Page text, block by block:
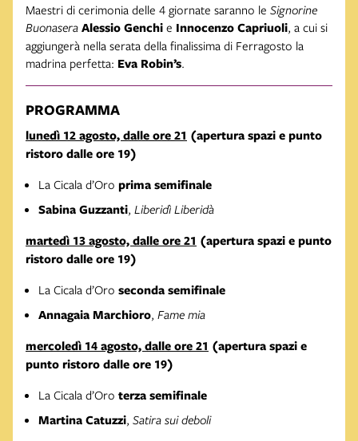
Maestri di cerimonia delle 4 giornate saranno le Signorine
Buonasera Alessio Genchi e Innocenzo Capriuoli, a cui si
aggiungerà nella serata della finalissima di Ferragosto la
madrina perfetta: Eva Robin’s.
PROGRAMMA
lunedì 12 agosto, dalle ore 21 (apertura spazi e punto
ristoro dalle ore 19)
La Cicala d’Oro prima semifinale
Sabina Guzzanti, Liberidì Liberidà
martedì 13 agosto, dalle ore 21 (apertura spazi e punto
ristoro dalle ore 19)
La Cicala d’Oro seconda semifinale
Annagaia Marchioro, Fame mia
mercoledì 14 agosto, dalle ore 21 (apertura spazi e
punto ristoro dalle ore 19)
La Cicala d’Oro terza semifinale
Martina Catuzzi, Satira sui deboli